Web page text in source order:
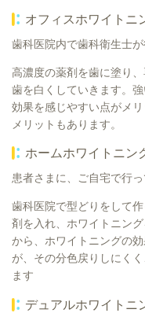
オフィスホワイトニ
歯科医院内で歯科衛生士
高濃度の薬剤を歯に塗り
歯を白くしていきます。
効果を感じやすい点がメ
メリットもあります。
ホームホワイトニン
患者さまに、ご自宅で行
歯科医院で型どりをして
剤を入れ、ホワイトニン
から、ホワイトニングの
が、その分色戻りしにく
ます
デュアルホワイトニ